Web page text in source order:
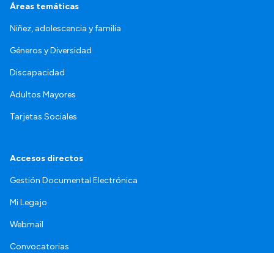
Áreas temáticas
Niñez, adolescencia y familia
Géneros y Diversidad
Discapacidad
Adultos Mayores
Tarjetas Sociales
Accesos directos
Gestión Documental Electrónica
Mi Legajo
Webmail
Convocatorias